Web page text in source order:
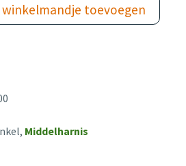
winkelmandje toevoegen
Middelharnis